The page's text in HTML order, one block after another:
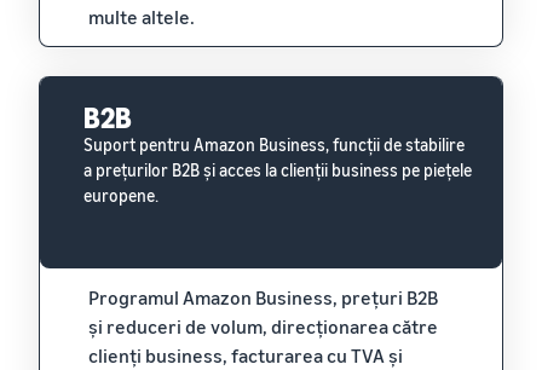
multe altele.
B2B
Suport pentru Amazon Business, funcții de stabilire
a prețurilor B2B și acces la clienții business pe piețele
europene.
Programul Amazon Business, prețuri B2B
și reduceri de volum, direcționarea către
clienți business, facturarea cu TVA și